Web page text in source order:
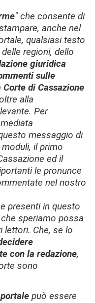
" che consente di
anche nel
qualsiasi testo
regioni, dello
giuridica
sulle
di Cassazione
alla
Per
messaggio di
il primo
ed il
le pronunce
te nel nostro
presenti in questo
speriamo possa
lettori. Che, se lo
con la redazione,
sono
può essere